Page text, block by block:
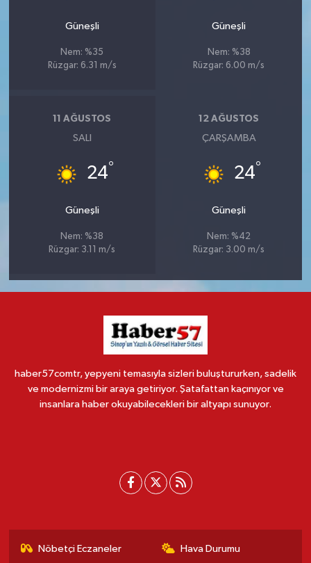
Güneşli
Nem: %35
Rüzgar: 6.31 m/s
Güneşli
Nem: %38
Rüzgar: 6.00 m/s
11 AĞUSTOS
SALI
24°
Güneşli
Nem: %38
Rüzgar: 3.11 m/s
12 AĞUSTOS
ÇARŞAMBA
24°
Güneşli
Nem: %42
Rüzgar: 3.00 m/s
haber57comtr, yepyeni temasıyla sizleri buluştururken, sadelik
ve modernizmi bir araya getiriyor. Şatafattan kaçınıyor ve
insanlara haber okuyabilecekleri bir altyapı sunuyor.
Nöbetçi Eczaneler Hava Durumu